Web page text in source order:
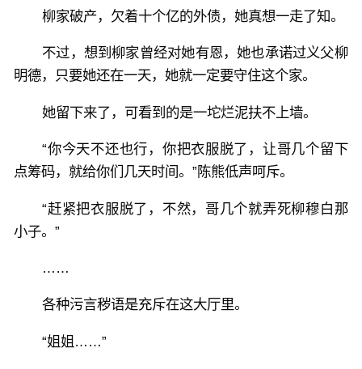
柳家破产，欠着十个亿的外债，她真想一走了知。
不过，想到柳家曾经对她有恩，她也承诺过义父柳
明德，只要她还在一天，她就一定要守住这个家。
她留下来了，可看到的是一坨烂泥扶不上墙。
“你今天不还也行，你把衣服脱了，让哥几个留下
点筹码，就给你们几天时间。”陈熊低声呵斥。
“赶紧把衣服脱了，不然，哥几个就弄死柳穆白那
小子。”
……
各种污言秽语是充斥在这大厅里。
“姐姐……”